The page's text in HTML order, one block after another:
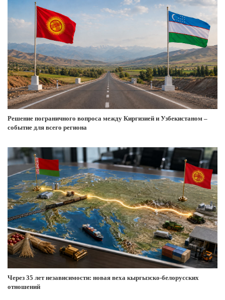
Решение пограничного вопроса между Киргизией и Узбекистаном –
событие для всего региона
Через 35 лет независимости: новая веха кыргызско-белорусских
отношений